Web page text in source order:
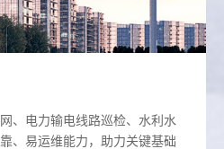
、电力输电线路巡检、水利水
、易运维能力，助力关键基础